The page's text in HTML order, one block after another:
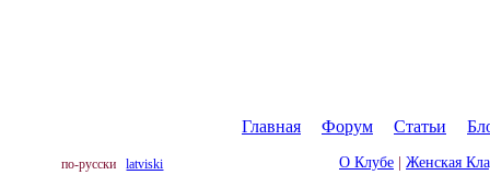
Главная Форум Статьи
по-русски latviski О Клубе Женская